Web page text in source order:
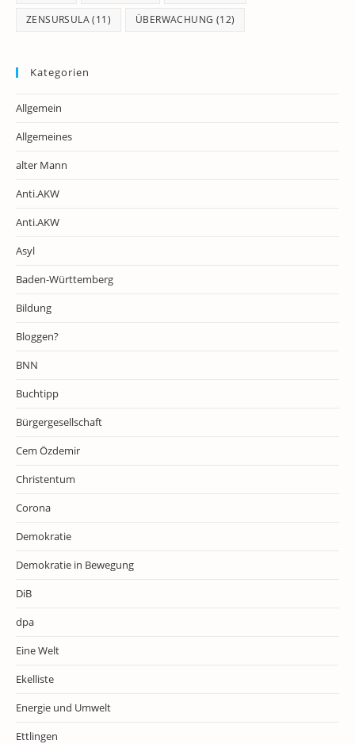
ZENSURSULA(11) ÜBERWACHUNG (12)
Kategorien
Allgemein
Allgemeines
alter Mann
Anti.AKW
Anti.AKW
Asyl
Baden-Württemberg
Bildung
Bloggen?
BNN
Buchtipp
Bürgergesellschaft
Cem Özdemir
Christentum
Corona
Demokratie
Demokratie in Bewegung
DiB
dpa
Eine Welt
Ekelliste
Energie und Umwelt
Ettlingen